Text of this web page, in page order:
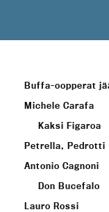
Buffa-oopperat
Michele Carafa
Kaksi Figaroa
Petrella, Pedrotti
Antonio Cagnoni
Don Bucefalo
Lauro Rossi